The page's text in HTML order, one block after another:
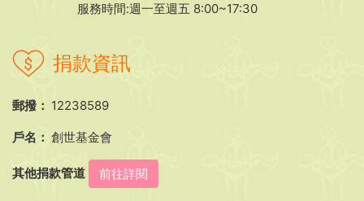
服務時間:週一至週五 8:00~17:30
捐款資訊
郵撥： 12238589
戶名： 創世基金會
其他捐款管道 前往詳閱